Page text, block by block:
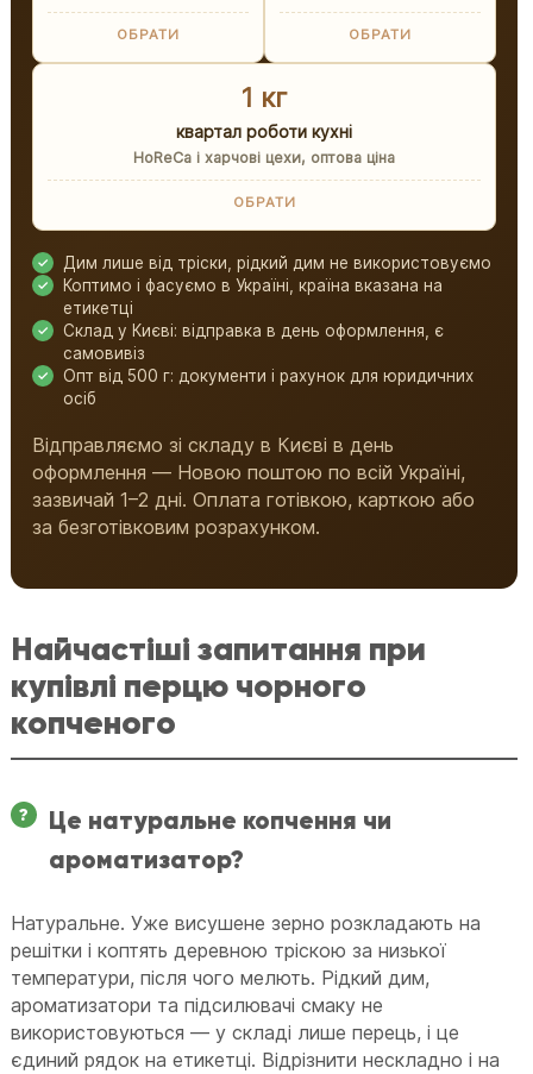
ОБРАТИ ОБРАТИ
1 кг
квартал роботи кухні
HoReCa і харчові цехи, оптова ціна
ОБРАТИ
Дим лише від тріски, рідкий дим не використовуємо
Коптимо і фасуємо в Україні, країна вказана на
етикетці
Склад у Києві: відправка в день оформлення, є
самовивіз
Опт від 500 г: документи і рахунок для юридичних
осіб
Відправляємо зі складу в Києві в день
оформлення — Новою поштою по всій Україні,
зазвичай 1–2 дні. Оплата готівкою, карткою або
за безготівковим розрахунком.
Найчастіші запитання при
купівлі перцю чорного
копченого
Це натуральне копчення чи
ароматизатор?
Натуральне. Уже висушене зерно розкладають на
решітки і коптять деревною тріскою за низької
температури, після чого мелють. Рідкий дим,
ароматизатори та підсилювачі смаку не
використовуються — у складі лише перець, і це
єдиний рядок на етикетці. Відрізнити нескладно і на